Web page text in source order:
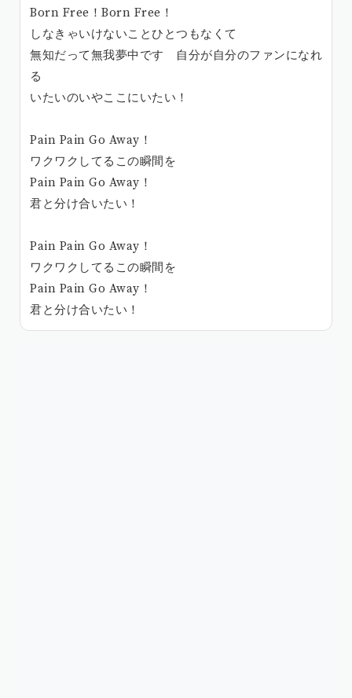
Born Free！Born Free！
しなきゃいけないことひとつもなくて
無知だって無我夢中です 自分が自分のファンになれ
る
いたいのいやここにいたい！
Pain Pain Go Away！
ワクワクしてるこの瞬間を
Pain Pain Go Away！
君と分け合いたい！
Pain Pain Go Away！
ワクワクしてるこの瞬間を
Pain Pain Go Away！
君と分け合いたい！